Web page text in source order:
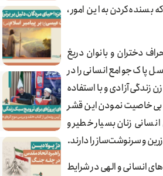
بسنده‌کردن به این امور،
دختران و بانوان دریغ
پاک جوامع انسانی را در
آزادی و با استفاده
و بی‌خاصیت نمودن‌ این قشر
زنان بسیار خطیر و
و سرنوشت‌ساز را دارند.
انسانی و الهی در شرایط